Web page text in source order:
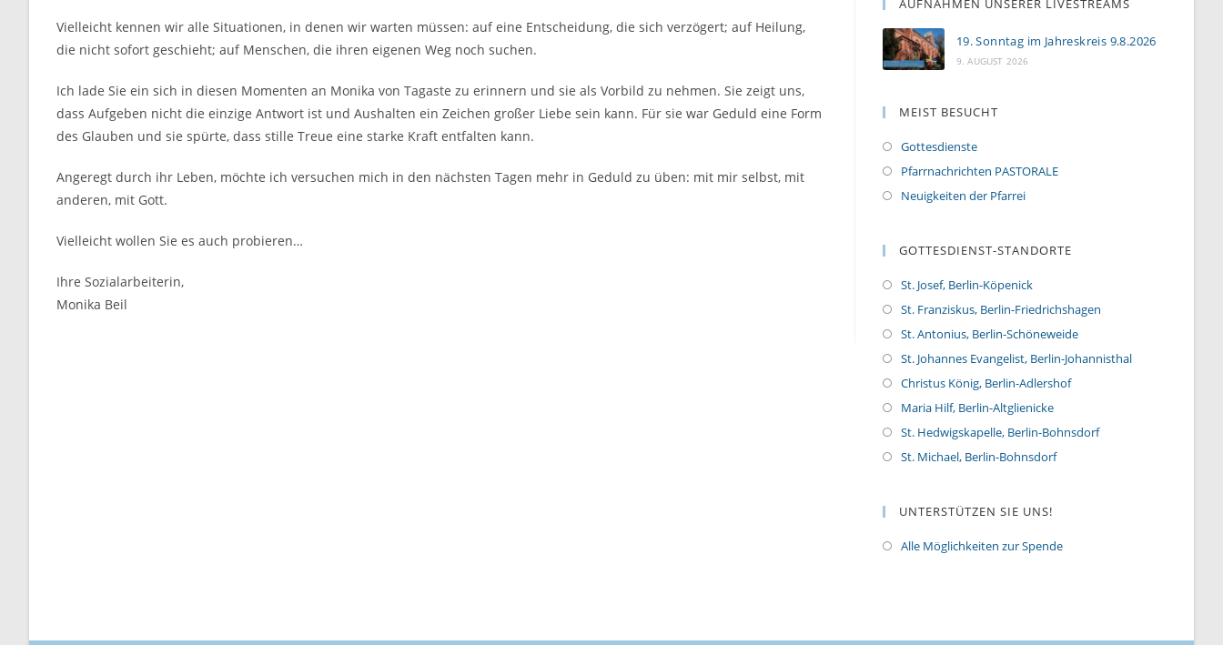
Vielleicht kennen wir alle Situationen, in denen wir warten müssen: auf eine Entscheidung, die sich verzögert; auf Heilung,
die nicht sofort geschieht; auf Menschen, die ihren eigenen Weg noch suchen.
Ich lade Sie ein sich in diesen Momenten an Monika von Tagaste zu erinnern und sie als Vorbild zu nehmen. Sie zeigt uns,
dass Aufgeben nicht die einzige Antwort ist und Aushalten ein Zeichen großer Liebe sein kann. Für sie war Geduld eine Form
des Glauben und sie spürte, dass stille Treue eine starke Kraft entfalten kann.
Angeregt durch ihr Leben, möchte ich versuchen mich in den nächsten Tagen mehr in Geduld zu üben: mit mir selbst, mit
anderen, mit Gott.
Vielleicht wollen Sie es auch probieren…
Ihre Sozialarbeiterin,
Monika Beil
AUFNAHMEN UNSERER LIVESTREAMS
19. Sonntag im Jahreskreis 9.8.2026
9. AUGUST 2026
MEIST BESUCHT
Gottesdienste
Pfarrnachrichten PASTORALE
Neuigkeiten der Pfarrei
GOTTESDIENST-STANDORTE
St. Josef, Berlin-Köpenick
St. Franziskus, Berlin-Friedrichshagen
St. Antonius, Berlin-Schöneweide
St. Johannes Evangelist, Berlin-Johannisthal
Christus König, Berlin-Adlershof
Maria Hilf, Berlin-Altglienicke
St. Hedwigskapelle, Berlin-Bohnsdorf
St. Michael, Berlin-Bohnsdorf
UNTERSTÜTZEN SIE UNS!
Alle Möglichkeiten zur Spende